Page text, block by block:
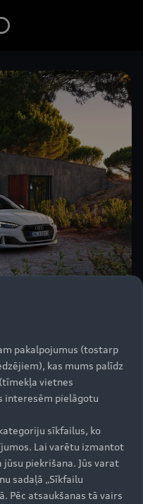
pēc
Audi A5
šāds
pakalpojumus (tostarp
kas mums palīdz
vietnes
interesēm pielāgotu
sīkfailus, ko
Lai varētu izmantot
piekrišana. Jūs varat
sadaļā „Sīkfailu
Pēc atsaukšanas tā vairs